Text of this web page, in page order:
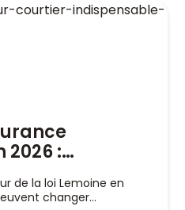
:
est
de la loi Lemoine en
changer